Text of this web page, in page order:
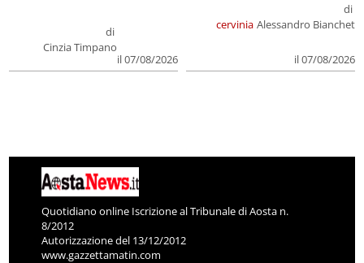
di
Cinzia Timpano
il 07/08/2026
cervinia
di
Alessandro Bianchet
il 07/08/2026
Quotidiano online Iscrizione al Tribunale di Aosta n.
8/2012
Autorizzazione del 13/12/2012
www.gazzettamatin.com